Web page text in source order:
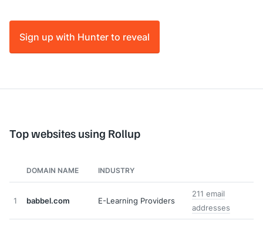
Sign up with Hunter to reveal
Top websites using Rollup
DOMAIN NAME INDUSTRY
1 babbel.com E-Learning Providers
211 email
addresses